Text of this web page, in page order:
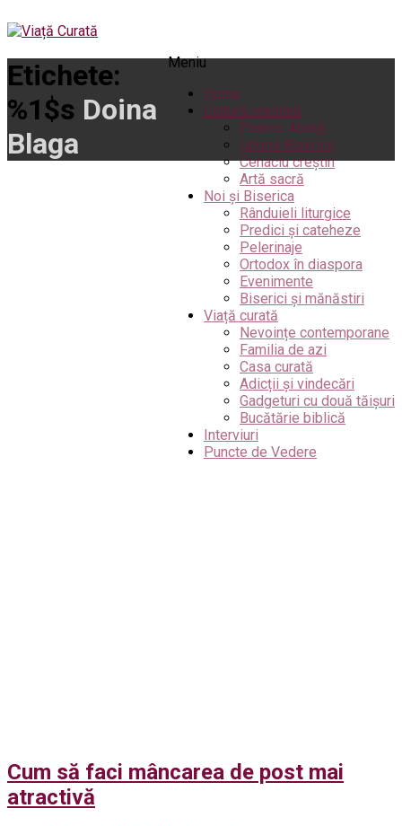
Meniu
Home
Cultură creștină
Pateric Atonit
Istoria Bisericii
Cenaclu creștin
Artă sacră
Noi și Biserica
Rânduieli liturgice
Predici și cateheze
Pelerinaje
Ortodox în diaspora
Evenimente
Biserici și mănăstiri
Viață curată
Nevoințe contemporane
Familia de azi
Casa curată
Adicții și vindecări
Gadgeturi cu două tăișuri
Bucătărie biblică
Interviuri
Puncte de Vedere
Etichete:
%1$s Doina
Blaga
Cum să faci mâncarea de post mai
atractivă